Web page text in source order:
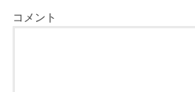
コメント